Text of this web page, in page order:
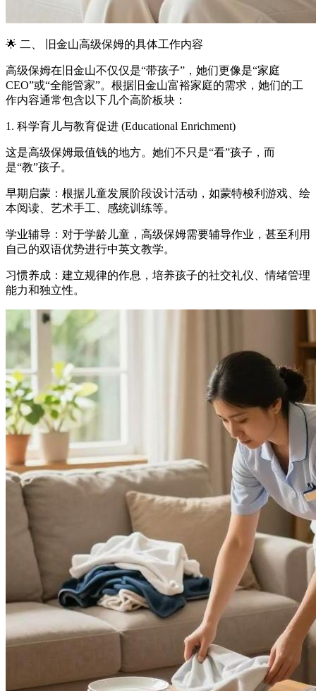
🌟 二、 旧金山高级保姆的具体工作内容
高级保姆在旧金山不仅仅是“带孩子”，她们更像是“家庭
CEO”或“全能管家”。根据旧金山富裕家庭的需求，她们的工
作内容通常包含以下几个高阶板块：
1. 科学育儿与教育促进 (Educational Enrichment)
这是高级保姆最值钱的地方。她们不只是“看”孩子，而
是“教”孩子。
早期启蒙：根据儿童发展阶段设计活动，如蒙特梭利游戏、绘
本阅读、艺术手工、感统训练等。
学业辅导：对于学龄儿童，高级保姆需要辅导作业，甚至利用
自己的双语优势进行中英文教学。
习惯养成：建立规律的作息，培养孩子的社交礼仪、情绪管理
能力和独立性。